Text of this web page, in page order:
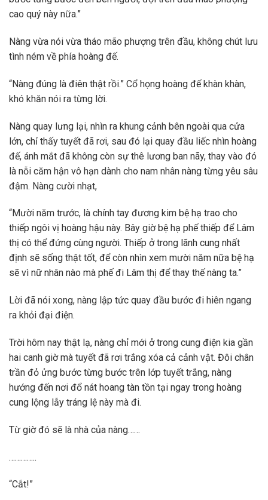
cao quý này nữa.”
Nàng vừa nói vừa tháo mão phượng trên đầu, không chút lưu
tình ném về phía hoàng đế.
“Nàng đúng là điên thật rồi.” Cổ họng hoàng đế khàn khàn,
khó khăn nói ra từng lời.
Nàng quay lưng lại, nhìn ra khung cảnh bên ngoài qua cửa
lớn, chỉ thấy tuyết đã rơi, sau đó lại quay đầu liếc nhìn hoàng
đế, ánh mắt đã không còn sự thê lương ban nãy, thay vào đó
là nỗi căm hận vô hạn dành cho nam nhân nàng từng yêu sâu
đậm. Nàng cười nhạt,
“Mười năm trước, là chính tay đương kim bệ hạ trao cho
thiếp ngôi vị hoàng hậu này. Bây giờ bệ hạ phế thiếp để Lâm
thị có thể đứng cùng người. Thiếp ở trong lãnh cung nhất
định sẽ sống thật tốt, để còn nhìn xem mười năm nữa bệ hạ
sẽ vì nữ nhân nào mà phế đi Lâm thị để thay thế nàng ta.”
Lời đã nói xong, nàng lập tức quay đầu bước đi hiên ngang
ra khỏi đại điện.
Trời hôm nay thật lạ, nàng chỉ mới ở trong cung điện kia gần
hai canh giờ mà tuyết đã rơi trắng xóa cả cảnh vật. Đôi chân
trần đỏ ửng bước từng bước trên lớp tuyết trắng, nàng
hướng đến nơi đổ nát hoang tàn tồn tại ngay trong hoàng
cung lộng lẫy tráng lệ này mà đi.
Từ giờ đó sẽ là nhà của nàng……
…………..
“Cắt!”